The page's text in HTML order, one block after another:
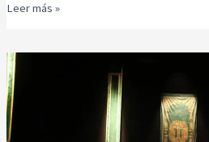
Leer más »
XXXVI
Pregón
Real
y